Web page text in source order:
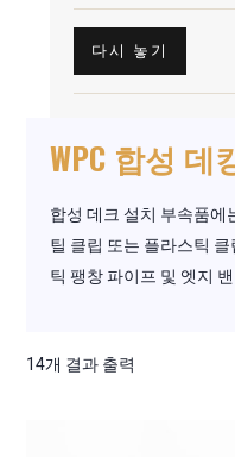
다시 놓기
WPC 합성 데
합성 데크 설치 부속품에
틸 클립 또는 플라스틱
틱 팽창 파이프 및 엣지
14개 결과 출력